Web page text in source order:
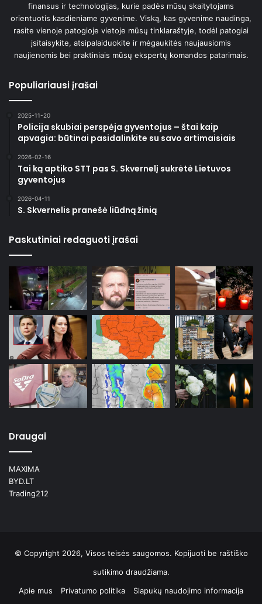
finansus ir technologijas, kurie padės mūsų skaitytojams
orientuotis kasdieniame gyvenime. Viską, kas gyvenime naudinga,
rasite vienoje patogioje vietoje mūsų tinklaraštyje, todėl patogiai
įsitaisykite, atsipalaiduokite ir mėgaukitės naujausiomis
naujienomis bei praktiniais mūsų ekspertų komandos patarimais.
Populiariausi įrašai
2025-11-20
Policija skubiai perspėja gyventojus – štai kaip
apvagia: būtinai pasidalinkite su savo artimaisiais
2026-02-16
Tai ką aptiko STT pas S. Skvernelį sukrėtė Lietuvos
gyventojus
2026-04-11
S. Skvernelis pranešė liūdną žinią
Paskutiniai redaguoti įrašai
Draugai
MAXIMA
BYD.LT
Trading212
© Copyright 2026, Visos teisės saugomos. Kopijuoti be raštiško
sutikimo draudžiama.
Apie mus
Privatumo politika Slapukų naudojimo informacija